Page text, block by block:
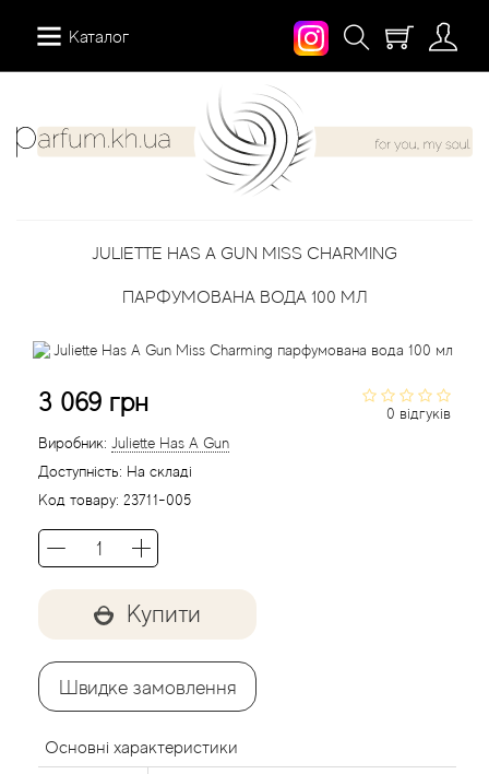
Каталог
JULIETTE HAS A GUN MISS CHARMING
ПАРФУМОВАНА ВОДА 100 МЛ
0 відгуків
3 069 грн
Виробник: Juliette Has A Gun
Доступність: На складі
Код товару: 23711-005
Купити
Швидке замовлення
Основні характеристики
12 Parfumeurs Francais
Absolument Parfumeur
Acca Kappa
Acqua di Parma
Acqua di Sardegna
Adidas
Aedes de Venustas
Про нас
Контакти
Cтатті
Мій аккаунт